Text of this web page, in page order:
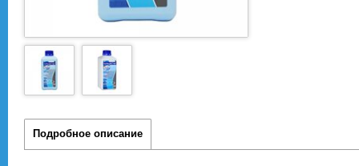
Подробное описание